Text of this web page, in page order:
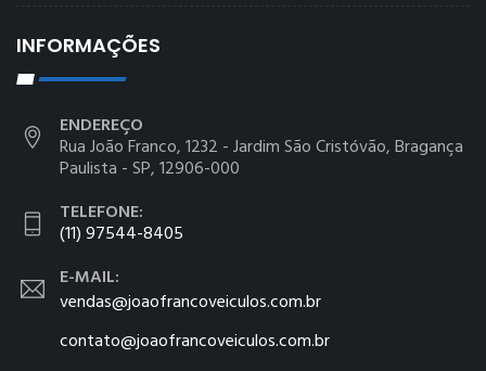
INFORMAÇÕES
ENDEREÇO
Rua João Franco, 1232 - Jardim São Cristóvão, Bragança
Paulista - SP, 12906-000
TELEFONE:
(11) 97544-8405
E-MAIL:
vendas@joaofrancoveiculos.com.br
contato@joaofrancoveiculos.com.br